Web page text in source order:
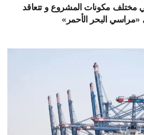
مختلف مكونات المشروع و تتعاقد
«مراسي البحر الأحمر»